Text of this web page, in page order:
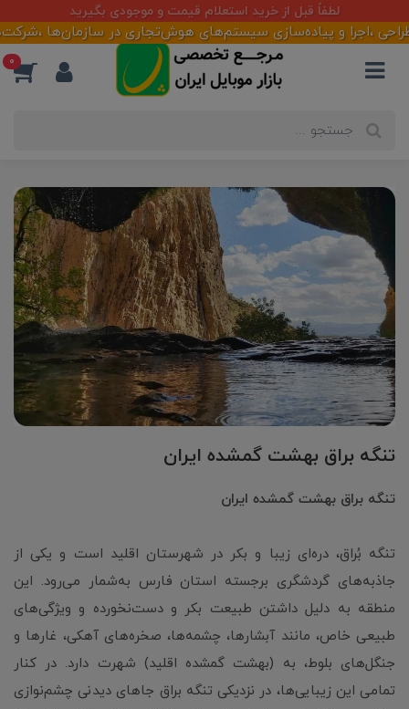
آماده همکاری با تأمین کنندگان و فعالان بازار
0
تنگه براق بهشت گمشده ایران
تنگه براق بهشت گمشده ایران
تنگه بُراق، دره‌ای زیبا و بکر در شهرستان اقلید است و یکی از
جاذبه‌های گردشگری برجسته استان فارس به‌شمار می‌رود. این
منطقه به دلیل داشتن طبیعت بکر و دست‌نخورده و ویژگی‌های
طبیعی خاص، مانند آبشارها، چشمه‌ها، صخره‌های آهکی، غارها و
جنگل‌های بلوط، به (بهشت گمشده اقلید) شهرت دارد. در کنار
تمامی این زیبایی‌ها، در نزدیکی تنگه براق جاهای دیدنی چشم‌نوازی